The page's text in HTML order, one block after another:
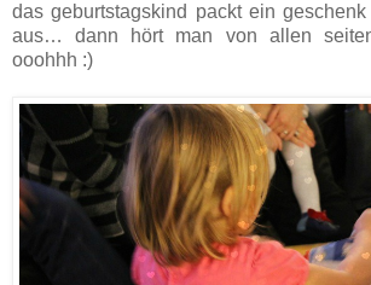
das geburtstagskind packt ein
aus… dann hört man von allen
ooohhh :)